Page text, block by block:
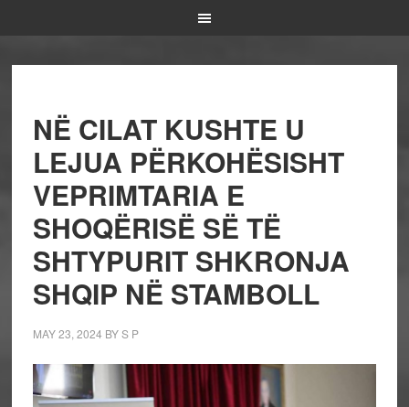
NË CILAT KUSHTE U
LEJUA PËRKOHËSISHT
VEPRIMTARIA E
SHOQËRISË SË TË
SHTYPURIT SHKRONJA
SHQIP NË STAMBOLL
MAY 23, 2024 BYS P